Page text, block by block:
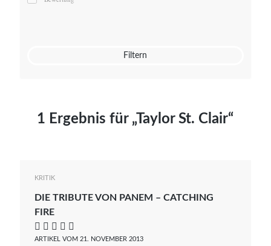
Mato von Vogelstein
Filtern
1 Ergebnis für „Taylor St. Clair“
KRITIK
DIE TRIBUTE VON PANEM – CATCHING
FIRE
    
ARTIKEL VOM 21. NOVEMBER 2013